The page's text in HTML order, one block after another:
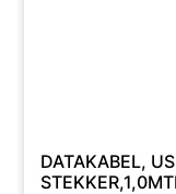
DATAKABEL,